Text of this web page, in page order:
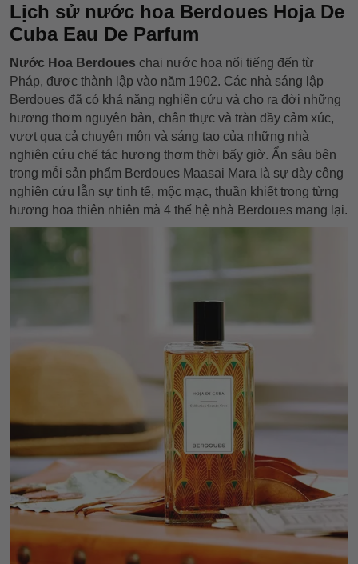
Lịch sử nước hoa Berdoues Hoja De
Cuba Eau De Parfum
Nước Hoa Berdoues chai nước hoa nổi tiếng đến từ
Pháp, được thành lập vào năm 1902. Các nhà sáng lập
Berdoues đã có khả năng nghiên cứu và cho ra đời những
hương thơm nguyên bản, chân thực và tràn đầy cảm xúc,
vượt qua cả chuyên môn và sáng tạo của những nhà
nghiên cứu chế tác hương thơm thời bấy giờ. Ẩn sâu bên
trong mỗi sản phẩm Berdoues Maasai Mara là sự dày công
nghiên cứu lẫn sự tinh tế, mộc mạc, thuần khiết trong từng
hương hoa thiên nhiên mà 4 thế hệ nhà Berdoues mang lại.